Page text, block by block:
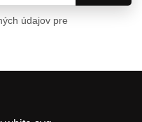
údajov pre